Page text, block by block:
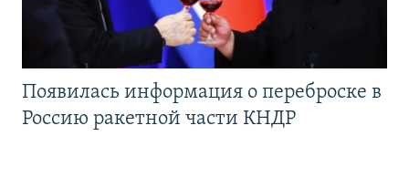
Появилась информация о переброске в
Россию ракетной части КНДР